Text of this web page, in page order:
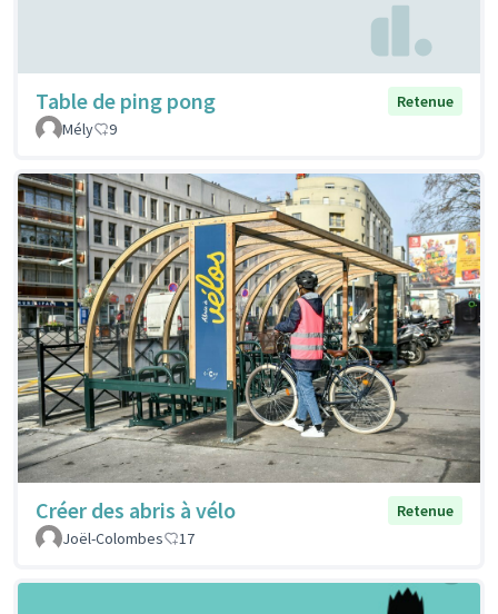
Table de ping pong
Retenue
Mély
9
Créer des abris à vélo
Retenue
Joël-Colombes
17